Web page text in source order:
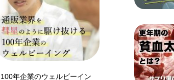
100年企業のウェルビーイン